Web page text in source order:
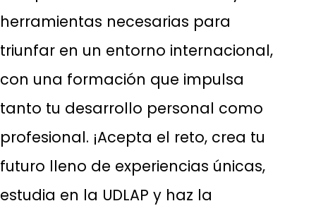
herramientas necesarias para
triunfar en un entorno internacional,
con una formación que impulsa
tanto tu desarrollo personal como
profesional. ¡Acepta el reto, crea tu
futuro lleno de experiencias únicas,
estudia en la UDLAP y haz la